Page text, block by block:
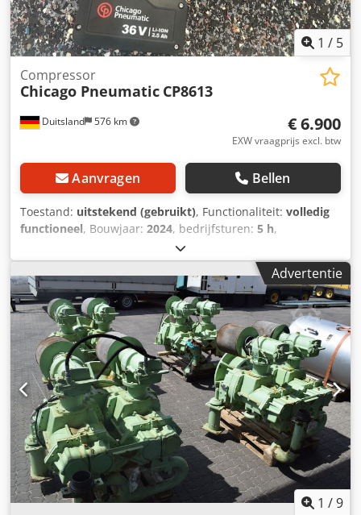
1 / 5
Duitsland 576 km
Compressor
Chicago Pneumatic CP8613
€ 6.900
EXW vraagprijs excl. btw
Aanvragen Bellen
Toestand: uitstekend (gebruikt), Functionaliteit: volledig
functioneel, Bouwjaar: 2024, bedrijfsturen: 5 h,
6151570000
demonstratietoolinventaris, getest en volledig functioneel:
Chicago Pneumatic snoerloze hoog-koppel sleutel CP8613
Demonstratietool met lader + 2 accu's (36 V 2,5 Ah)
Nauwkeurigheid (6 sigma): +/- 4% Stationair toerental: 10
tpm Koppelbereik Min/Max: 300 tot 1300 Nm Werkkoppel:
390 tot 1040 Nm Djdpov Tbpzefx Afkeck Uitvoer: 3/4"
vierkant Lengte: 318 mm Gewicht met batterij en
reactiearm: 5,3 kg Andere gereedschappen voor
industriële productie en onderhoud op aanvraag.
Advertentie
1 /9